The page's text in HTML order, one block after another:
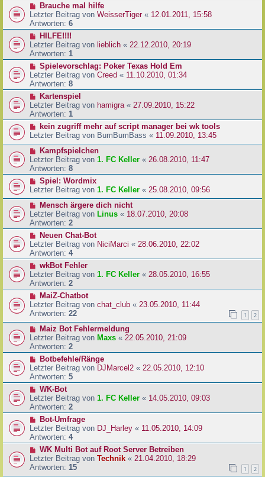
Brauche mal hilfe
Letzter Beitrag von WeisserTiger« 12.01.2011, 15:58
Antworten: 6
HILFE!!!!
Letzter Beitrag von lieblich « 22.12.2010, 20:19
Antworten: 1
Spielevorschlag: Poker Texas Hold Em
Letzter Beitrag von Creed « 11.10.2010, 01:34
Antworten: 8
Kartenspiel
Letzter Beitrag von hamigra « 27.09.2010, 15:22
Antworten: 1
kein zugriff mehr auf script manager bei wk tools
Letzter Beitrag von BumBumBass « 11.09.2010, 13:45
Kampfspielchen
Letzter Beitrag von 1. FC Keller « 26.08.2010, 11:47
Antworten: 8
Spiel: Wordmix
Letzter Beitrag von 1. FC Keller « 25.08.2010, 09:56
Mensch ärgere dich nicht
Letzter Beitrag von Linus « 18.07.2010, 20:08
Antworten: 2
Neuen Chat-Bot
Letzter Beitrag von NiciMarci « 28.06.2010, 22:02
Antworten: 4
wkBot Fehler
Letzter Beitrag von 1. FC Keller « 28.05.2010, 16:55
Antworten: 2
MaiZ-Chatbot
Letzter Beitrag von chat_club « 23.05.2010, 11:44
Antworten: 22 1 2
Maiz Bot Fehlermeldung
Letzter Beitrag von Maxs « 22.05.2010, 21:09
Antworten: 2
Botbefehle/Ränge
Letzter Beitrag von DJMarcel2 « 22.05.2010, 12:10
Antworten: 5
WK-Bot
Letzter Beitrag von 1. FC Keller « 14.05.2010, 09:03
Antworten: 2
Bot-Umfrage
Letzter Beitrag von DJ_Harley « 11.05.2010, 14:09
Antworten: 4
WK Multi Bot auf Root Server Betreiben
Letzter Beitrag von Technik « 21.04.2010, 18:29
Antworten: 15 1 2